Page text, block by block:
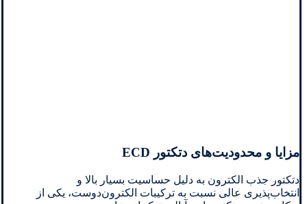
مزایا و محدودیت‌های دتکتور ECD
دتکتور جذب الکترون به دلیل حساسیت بسیار بالا و
انتخاب‌پذیری عالی نسبت به ترکیبات الکترون‌دوست، یکی از